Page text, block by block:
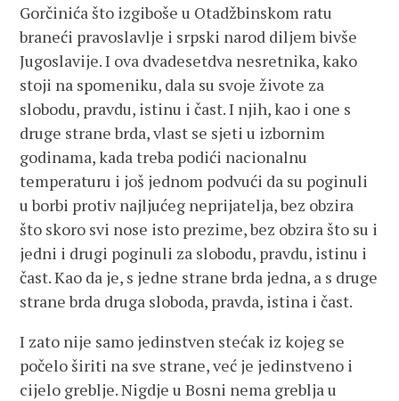
Gorčinića što izgiboše u Otadžbinskom ratu
braneći pravoslavlje i srpski narod diljem bivše
Jugoslavije. I ova dvadesetdva nesretnika, kako
stoji na spomeniku, dala su svoje živote za
slobodu, pravdu, istinu i čast. I njih, kao i one s
druge strane brda, vlast se sjeti u izbornim
godinama, kada treba podići nacionalnu
temperaturu i još jednom podvući da su poginuli
u borbi protiv najljućeg neprijatelja, bez obzira
što skoro svi nose isto prezime, bez obzira što su i
jedni i drugi poginuli za slobodu, pravdu, istinu i
čast. Kao da je, s jedne strane brda jedna, a s druge
strane brda druga sloboda, pravda, istina i čast.
I zato nije samo jedinstven stećak iz kojeg se
počelo širiti na sve strane, već je jedinstveno i
cijelo greblje. Nigdje u Bosni nema greblja u